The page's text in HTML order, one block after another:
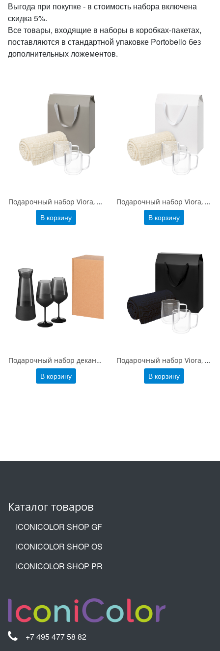
Выгода при покупке - в стоимость набора включена
скидка 5%.
Все товары, входящие в наборы в коробках-пакетах,
поставляются в стандартной упаковке Portobello без
дополнительных ложементов.
Подарочный набор Viora, Fado в серой коробке-пакете (2 кружки+плед)
В корзину
Подарочный набор Viora, Fado в белой коробке-пакете (2 кружки+плед)
В корзину
Подарочный набор декантер + 2 бокала для вина Black Edition, черный
В корзину
Подарочный набор Viora, Fado в черной коробке-пакете (2 кружки+плед)
В корзину
Каталог товаров
ICONICOLOR SHOP GF
ICONICOLOR SHOP OS
ICONICOLOR SHOP PR
+7 495 477 58 82